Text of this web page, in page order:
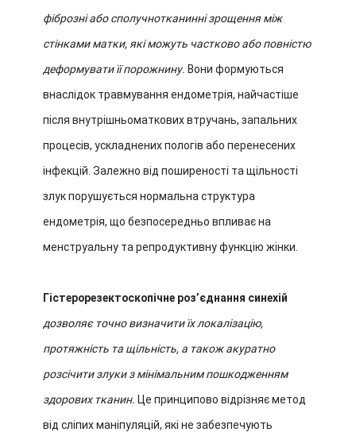
фіброзні або сполучнотканинні зрощення між
стінками матки, які можуть частково або повністю
деформувати її порожнину. Вони формуються
внаслідок травмування ендометрія, найчастіше
після внутрішньоматкових втручань, запальних
процесів, ускладнених пологів або перенесених
інфекцій. Залежно від поширеності та щільності
злук порушується нормальна структура
ендометрія, що безпосередньо впливає на
менструальну та репродуктивну функцію жінки.
Гістерорезектоскопічне розʼєднання синехій
дозволяє точно визначити їх локалізацію,
протяжність та щільність, а також акуратно
розсічити злуки з мінімальним пошкодженням
здорових тканин. Це принципово відрізняє метод
від сліпих маніпуляцій, які не забезпечують